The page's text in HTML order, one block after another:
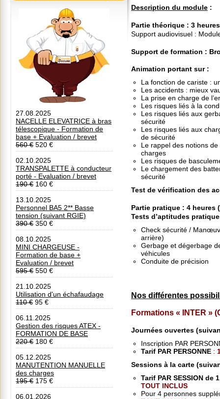
27.08.2025
NACELLE ELEVATRICE à bras
télescopique - Formation de
base + Evaluation / brevet
560 € 520 €
02.10.2025
TRANSPALETTE à conducteur
porté - Evaluation / brevet
190 € 160 €
13.10.2025
Personnel BA5 2** Basse
tension (suivant RGIE)
390 € 350 €
08.10.2025
MINI CHARGEUSE -
Formation de base +
Evaluation / brevet
595 € 550 €
21.10.2025
Utilisation d'un échafaudage
110 € 95 €
06.11.2025
Gestion des risques ATEX -
FORMATION DE BASE
220 € 180 €
05.12.2025
MANUTENTION MANUELLE
des charges
195 € 175 €
06.01.2026
Description du module :
Partie théorique : 3
Support audiovisuel :
Support de formation :
Animation portant sur :
La fonction de cariste :
Les accidents : mieux
La prise en charge de
Les risques liés à la
Les risques liés aux
sécurité
Les risques liés aux
de sécurité
Le rappel des notions
charges
Les risques de
Le chargement des
sécurité
Test de vérification des
Partie pratique : 4 heures
Tests d’aptitudes
Check sécurité /
arrière)
Gerbage et dégerbage
véhicules
Conduite de précision
Nos différentes
Formations « INTER »
Journées ouvertes
Inscription PAR
Tarif PAR PERSONNE :
Sessions à la carte
Tarif PAR SESSION de
TOUT INCLUS
Pour 4 personnes